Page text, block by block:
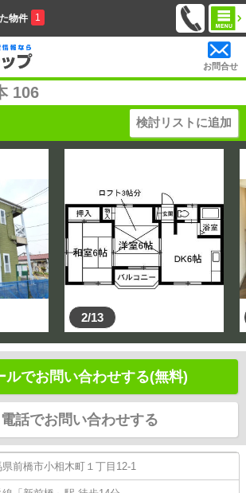
物件 1
お問合せ
106
検討リストに追加
2/13
ルでお問い合わせする(無料)
電話でお問い合わせする
県前橋市小相木町 １丁目12-1